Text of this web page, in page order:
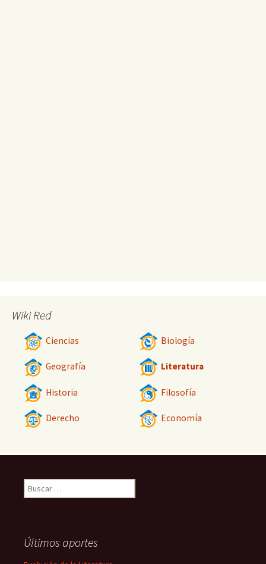
Wiki Red
Ciencias Biología
Geografía Literatura
Historia Filosofía
Derecho Economía
Buscar:
Últimos aportes